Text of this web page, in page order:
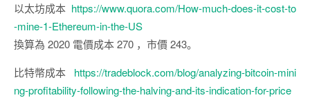
以太坊成本 https://www.quora.com/How-much-does-it-cost-to
-mine-1-Ethereum-in-the-US
換算為 2020 電價成本 270 ，市價 243。
比特幣成本 https://tradeblock.com/blog/analyzing-bitcoin-mini
ng-profitability-following-the-halving-and-its-indication-for-price